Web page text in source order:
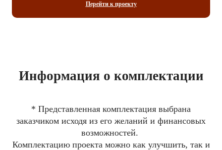
Перейти к проекту
Информация о комплектации
* Представленная комплектация выбрана
заказчиком исходя из его желаний и финансовых
возможностей.
Комплектацию проекта можно как улучшить, так и